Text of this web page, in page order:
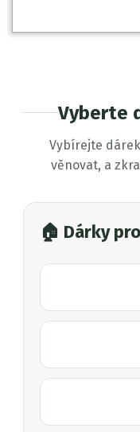
Vyberte
Vybírejte
věnovat, a
🏠 Dárky